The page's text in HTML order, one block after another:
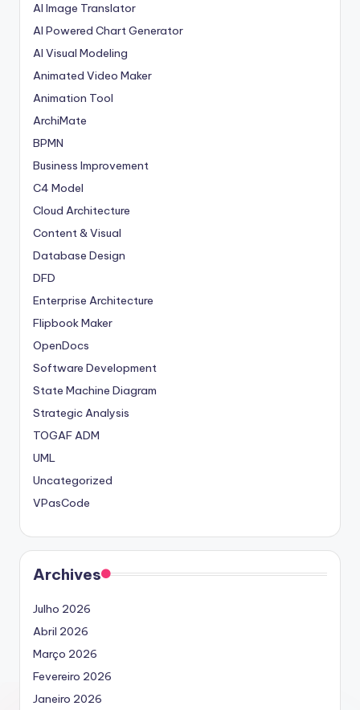
AI Image Translator
AI Powered Chart Generator
AI Visual Modeling
Animated Video Maker
Animation Tool
ArchiMate
BPMN
Business Improvement
C4 Model
Cloud Architecture
Content & Visual
Database Design
DFD
Enterprise Architecture
Flipbook Maker
OpenDocs
Software Development
State Machine Diagram
Strategic Analysis
TOGAF ADM
UML
Uncategorized
VPasCode
Archives
Julho 2026
Abril 2026
Março 2026
Fevereiro 2026
Janeiro 2026